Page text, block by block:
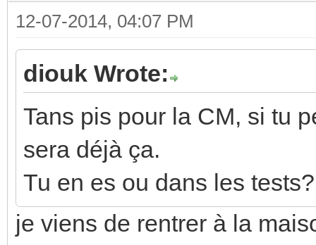
12-07-2014, 04:07 PM
diouk Wrote:
Tans pis pour la CM, si tu
sera déjà ça.
Tu en es ou dans les tests?
je viens de rentrer à la